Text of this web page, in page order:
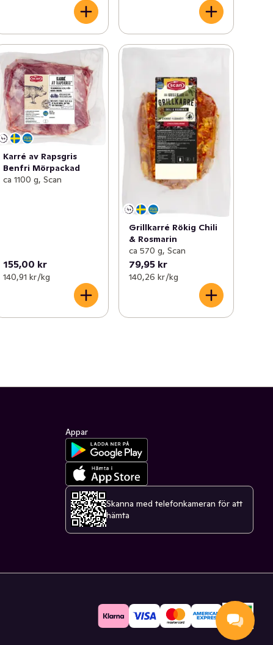
Karré av Rapsgris
Benfri Mörpackad
ca 1100 g, Scan
155,00 kr
140,91 kr /kg
Grillkarré Rökig Chili
& Rosmarin
ca 570 g, Scan
79,95 kr
140,26 kr /kg
Appar
Skanna med telefonkameran för att
hämta